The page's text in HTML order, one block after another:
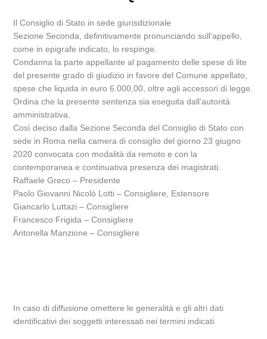
Il Consiglio di Stato in sede giurisdizionale
Sezione Seconda, definitivamente pronunciando sull’appello,
come in epigrafe indicato, lo respinge.
Condanna la parte appellante al pagamento delle spese di lite
del presente grado di giudizio in favore del Comune appellato,
spese che liquida in euro 6.000,00, oltre agli accessori di legge.
Ordina che la presente sentenza sia eseguita dall’autorità
amministrativa.
Così deciso dalla Sezione Seconda del Consiglio di Stato con
sede in Roma nella camera di consiglio del giorno 23 giugno
2020 convocata con modalità da remoto e con la
contemporanea e continuativa presenza dei magistrati:
Raffaele Greco – Presidente
Paolo Giovanni Nicolò Lotti – Consigliere, Estensore
Giancarlo Luttazi – Consigliere
Francesco Frigida – Consigliere
Antonella Manzione – Consigliere
In caso di diffusione omettere le generalità e gli altri dati
identificativi dei soggetti interessati nei termini indicati.